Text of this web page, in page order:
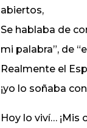
abiertos,
Se hablaba de
mi palabra”, de
Realmente el
¡yo lo soñaba
Hoy lo viví… ¡Mis